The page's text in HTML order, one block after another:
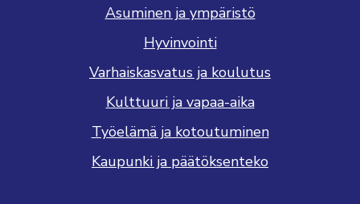
Asuminen ja ympäristö
Hyvinvointi
Varhaiskasvatus ja koulutus
Kulttuuri ja vapaa-aika
Työelämä ja kotoutuminen
Kaupunki ja päätöksenteko